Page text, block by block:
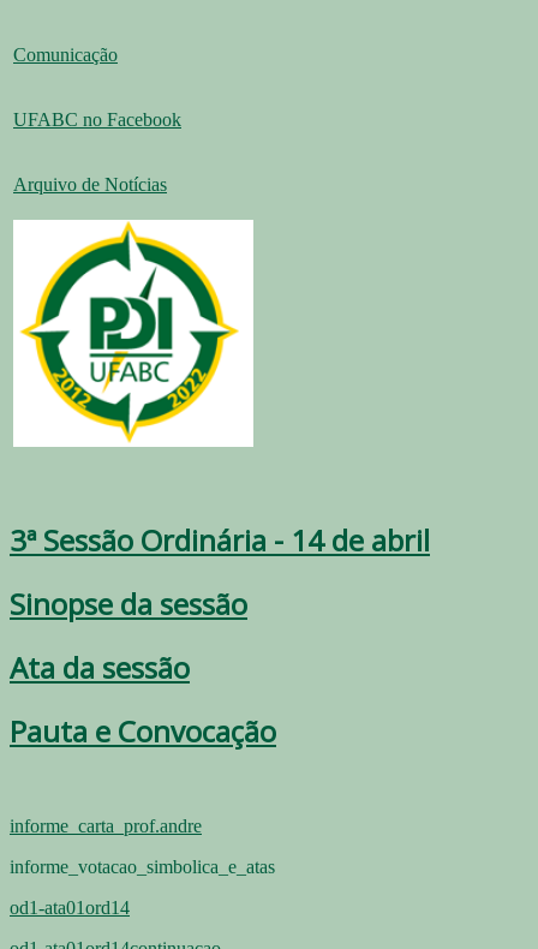
Comunicação
UFABC no Facebook
Arquivo de Notícias
3ª Sessão Ordinária - 14 de abril
Sinopse da sessão
Ata da sessão
Pauta e Convocação
informe_carta_prof.andre
informe_votacao_simbolica_e_atas
od1-ata01ord14